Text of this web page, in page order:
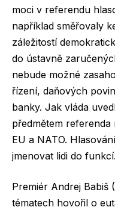
moci v referendu
například směřovaly
záležitostí
do ústavně
nebude možné
řízení, daňových
banky. Jak vláda
předmětem
EU a NATO.
jmenovat lidi do funkcí.
Premiér Andrej Babiš
tématech hovořil o